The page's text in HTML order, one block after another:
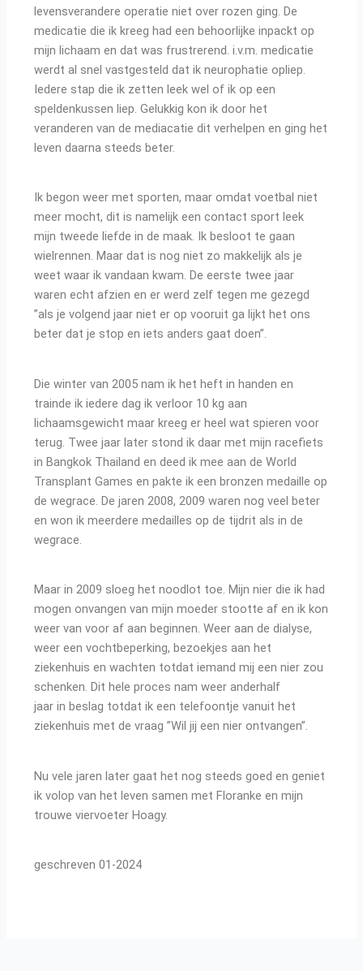
levensverandere operatie niet over rozen ging. De
medicatie die ik kreeg had een behoorlijke inpackt op
mijn lichaam en dat was frustrerend. i.v.m. medicatie
werdt al snel vastgesteld dat ik neurophatie opliep.
Iedere stap die ik zetten leek wel of ik op een
speldenkussen liep. Gelukkig kon ik door het
veranderen van de mediacatie dit verhelpen en ging het
leven daarna steeds beter.
Ik begon weer met sporten, maar omdat voetbal niet
meer mocht, dit is namelijk een contact sport leek
mijn tweede liefde in de maak. Ik besloot te gaan
wielrennen. Maar dat is nog niet zo makkelijk als je
weet waar ik vandaan kwam. De eerste twee jaar
waren echt afzien en er werd zelf tegen me gezegd
”als je volgend jaar niet er op vooruit ga lijkt het ons
beter dat je stop en iets anders gaat doen”.
Die winter van 2005 nam ik het heft in handen en
trainde ik iedere dag ik verloor 10 kg aan
lichaamsgewicht maar kreeg er heel wat spieren voor
terug. Twee jaar later stond ik daar met mijn racefiets
in Bangkok Thailand en deed ik mee aan de World
Transplant Games en pakte ik een bronzen medaille op
de wegrace. De jaren 2008, 2009 waren nog veel beter
en won ik meerdere medailles op de tijdrit als in de
wegrace.
Maar in 2009 sloeg het noodlot toe. Mijn nier die ik had
mogen onvangen van mijn moeder stootte af en ik kon
weer van voor af aan beginnen. Weer aan de dialyse,
weer een vochtbeperking, bezoekjes aan het
ziekenhuis en wachten totdat iemand mij een nier zou
schenken. Dit hele proces nam weer anderhalf
jaar in beslag totdat ik een telefoontje vanuit het
ziekenhuis met de vraag ”Wil jij een nier ontvangen”.
Nu vele jaren later gaat het nog steeds goed en geniet
ik volop van het leven samen met Floranke en mijn
trouwe viervoeter Hoagy.
geschreven 01-2024